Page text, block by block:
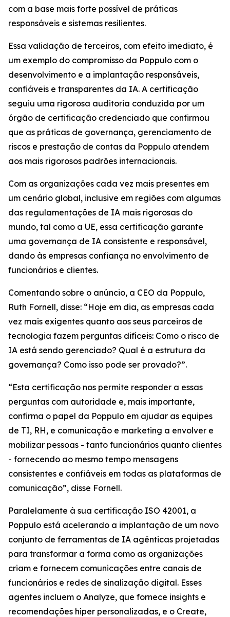
com a base mais forte possível de práticas
responsáveis e sistemas resilientes.
Essa validação de terceiros, com efeito imediato, é
um exemplo do compromisso da Poppulo com o
desenvolvimento e a implantação responsáveis,
confiáveis e transparentes da IA. A certificação
seguiu uma rigorosa auditoria conduzida por um
órgão de certificação credenciado que confirmou
que as práticas de governança, gerenciamento de
riscos e prestação de contas da Poppulo atendem
aos mais rigorosos padrões internacionais.
Com as organizações cada vez mais presentes em
um cenário global, inclusive em regiões com algumas
das regulamentações de IA mais rigorosas do
mundo, tal como a UE, essa certificação garante
uma governança de IA consistente e responsável,
dando às empresas confiança no envolvimento de
funcionários e clientes.
Comentando sobre o anúncio, a CEO da Poppulo,
Ruth Fornell, disse: “Hoje em dia, as empresas cada
vez mais exigentes quanto aos seus parceiros de
tecnologia fazem perguntas difíceis: Como o risco de
IA está sendo gerenciado? Qual é a estrutura da
governança? Como isso pode ser provado?”.
“Esta certificação nos permite responder a essas
perguntas com autoridade e, mais importante,
confirma o papel da Poppulo em ajudar as equipes
de TI, RH, e comunicação e marketing a envolver e
mobilizar pessoas - tanto funcionários quanto clientes
- fornecendo ao mesmo tempo mensagens
consistentes e confiáveis em todas as plataformas de
comunicação”, disse Fornell.
Paralelamente à sua certificação ISO 42001, a
Poppulo está acelerando a implantação de um novo
conjunto de ferramentas de IA agênticas projetadas
para transformar a forma como as organizações
criam e fornecem comunicações entre canais de
funcionários e redes de sinalização digital. Esses
agentes incluem o Analyze, que fornece insights e
recomendações hiper personalizadas, e o Create,